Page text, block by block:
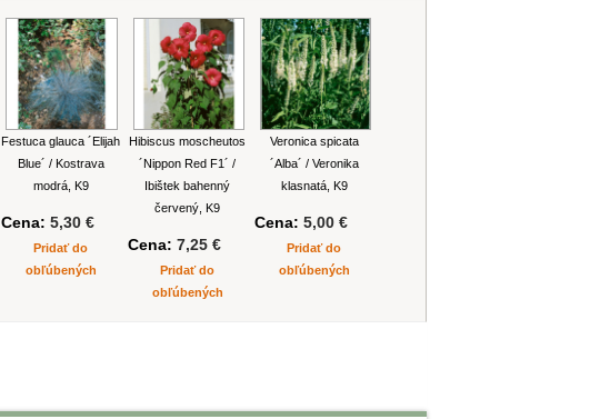
Festuca glauca ´Elijah
Blue´ / Kostrava
modrá, K9
Cena: 5,30 €
Pridať do
obľúbených
Hibiscus moscheutos
´Nippon Red F1´ /
Ibištek bahenný
červený, K9
Cena: 7,25 €
Pridať do
obľúbených
Veronica spicata
´Alba´ / Veronika
klasnatá, K9
Cena: 5,00 €
Pridať do
obľúbených